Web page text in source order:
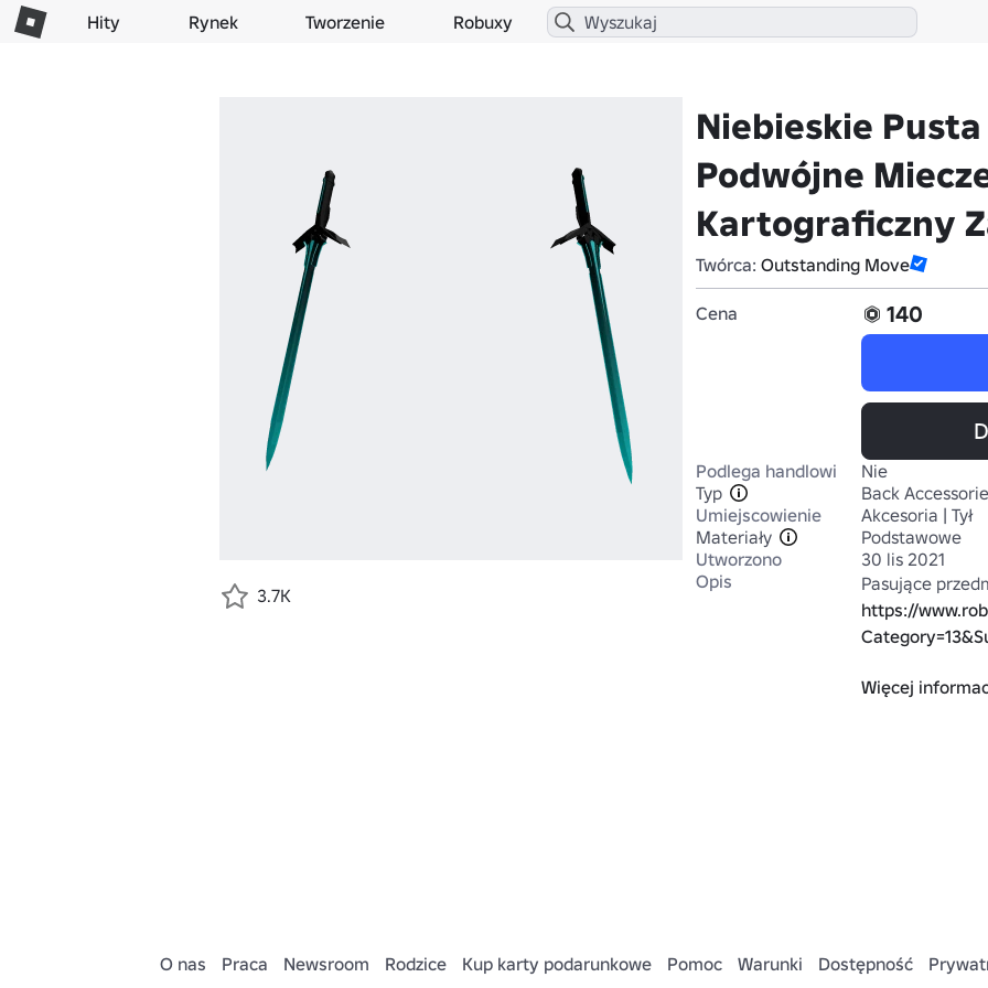
Hity Rynek Tworzenie Robuxy
Niebieskie
Podwójne
Kartograficzny
Twórca: Outstanding Move
Cena
140
Podlega handlowi
Nie
Typ
Back
Umiejscowienie
Akcesoria | Tył
Materiały
Podstawowe
Utworzono
30 lis 2021
Opis
https://
Masz pomysł
Więcej
3.7K
O nas Praca Newsroom Rodzice Kup karty podarunkowe Pomoc Warunki Dostępność